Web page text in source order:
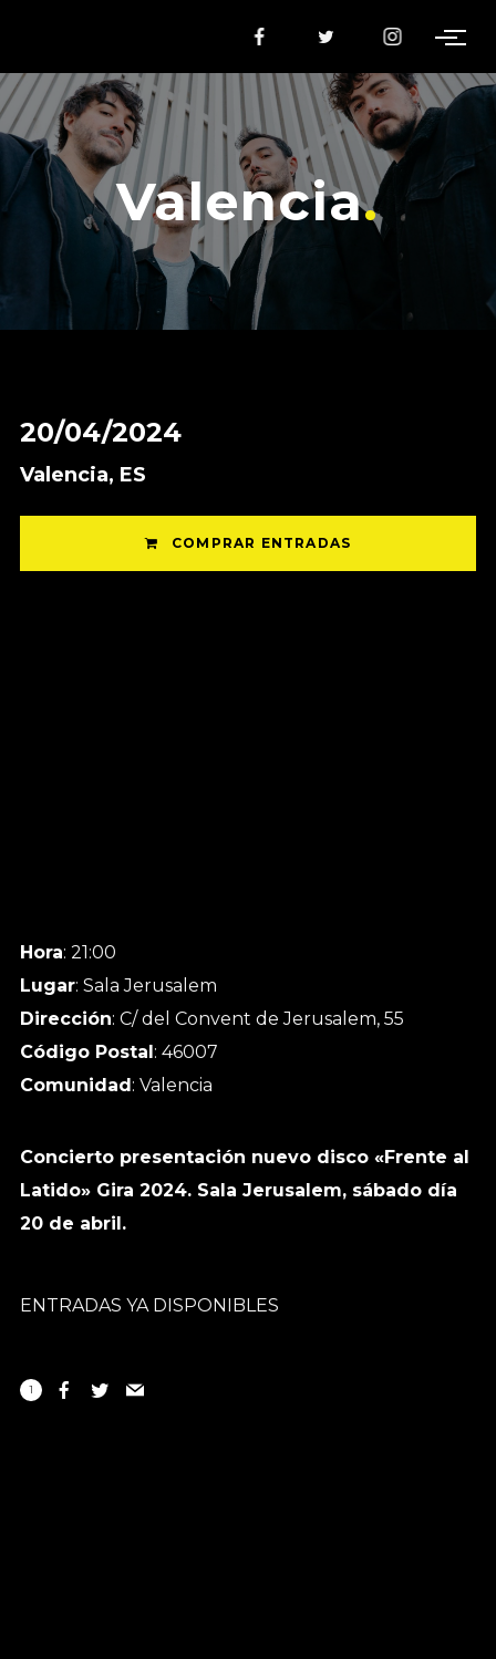
Valencia
20/04/2024
Valencia, ES
COMPRAR ENTRADAS
Hora: 21:00
Lugar: Sala Jerusalem
Dirección: C/ del Convent de Jerusalem, 55
Código Postal: 46007
Comunidad: Valencia
Concierto presentación nuevo disco «Frente al
Latido» Gira 2024. Sala Jerusalem, sábado día
20 de abril.
ENTRADAS YA DISPONIBLES
1